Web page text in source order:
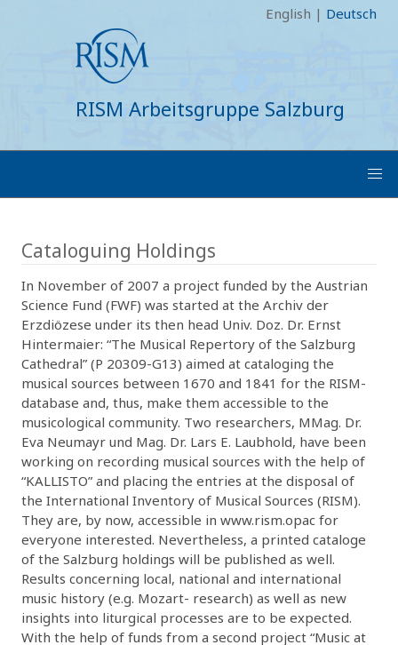
English | Deutsch
RISM Arbeitsgruppe Salzburg
Cataloguing Holdings
In November of 2007 a project funded by the Austrian
Science Fund (FWF) was started at the Archiv der
Erzdiözese under its then head Univ. Doz. Dr. Ernst
Hintermaier: “The Musical Repertory of the Salzburg
Cathedral” (P 20309-G13) aimed at cataloging the
musical sources between 1670 and 1841 for the RISM-
database and, thus, make them accessible to the
musicological community. Two researchers, MMag. Dr.
Eva Neumayr und Mag. Dr. Lars E. Laubhold, have been
working on recording musical sources with the help of
“KALLISTO” and placing the entries at the disposal of
the International Inventory of Musical Sources (RISM).
They are, by now, accessible in www.rism.opac for
everyone interested. Nevertheless, a printed cataloge
of the Salzburg holdings will be published as well.
Results concerning local, national and international
music history (e.g. Mozart- research) as well as new
insights into liturgical processes are to be expected.
With the help of funds from a second project “Music at